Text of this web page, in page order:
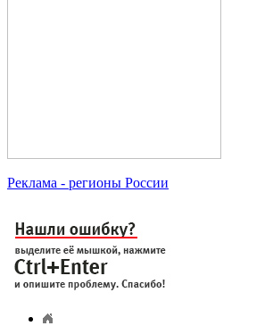
Реклама - регионы России